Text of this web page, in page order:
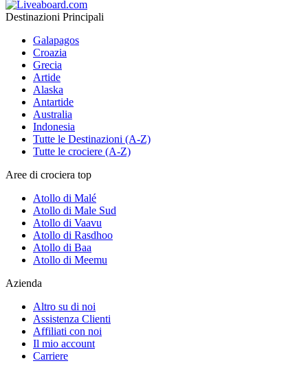
Destinazioni Principali
Galapagos
Croazia
Grecia
Artide
Alaska
Antartide
Australia
Indonesia
Tutte le Destinazioni (A-Z)
Tutte le crociere (A-Z)
Aree di crociera top
Atollo di Malé
Atollo di Male Sud
Atollo di Vaavu
Atollo di Rasdhoo
Atollo di Baa
Atollo di Meemu
Azienda
Altro su di noi
Assistenza Clienti
Affiliati con noi
Il mio account
Carriere